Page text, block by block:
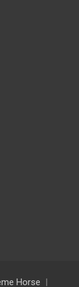
Horse